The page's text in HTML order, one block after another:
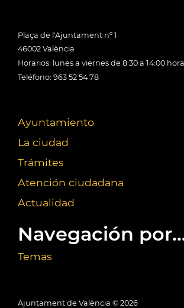
Plaça de l'Ajuntament nº 1
46002 València
Horarios: lunes a viernes de 8:30 a 14:00
Teléfono: 963 52 54 78
Ayuntamiento
La ciudad
Trámites
Atención ciudadana
Actualidad
Navegación
Temas
Ajuntament de València © 2026